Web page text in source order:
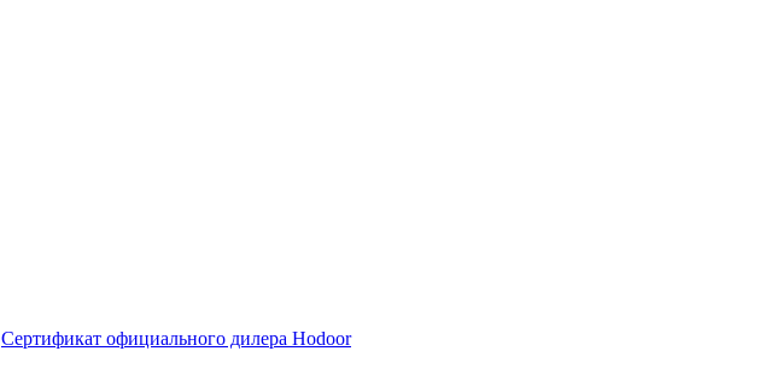
Сертификат официального дилера Hodoor